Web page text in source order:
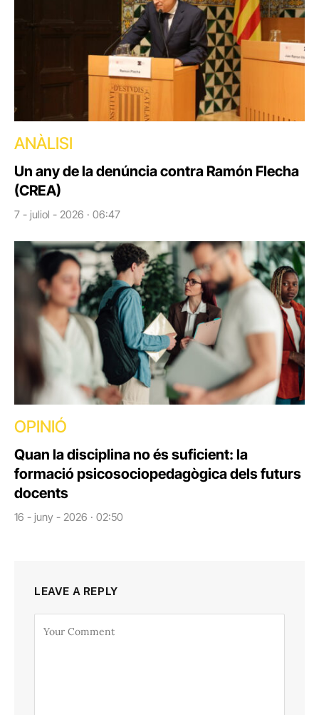
ANÀLISI
Un any de la denúncia contra Ramón Flecha
(CREA)
7 - juliol - 2026 · 06:47
OPINIÓ
Quan la disciplina no és suficient: la
formació psicosociopedagògica dels futurs
docents
16 - juny - 2026 · 02:50
LEAVE A REPLY